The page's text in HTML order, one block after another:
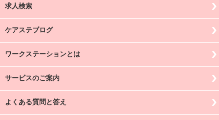
求人検索
ケアステブログ
ワークステーションとは
サービスのご案内
よくある質問と答え